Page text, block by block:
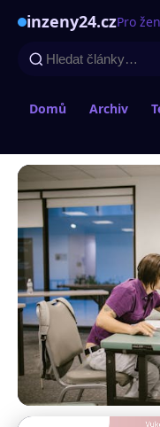
inzeny24.czPro
Domů Archiv